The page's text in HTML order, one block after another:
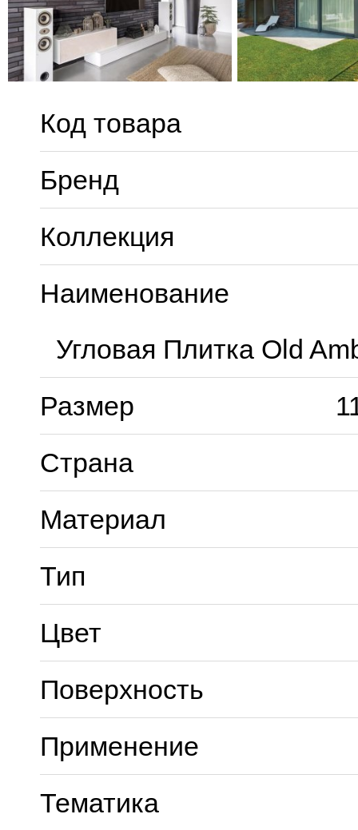
Код товара
Бренд
Коллекция
Наименование
Угловая Плитка Old
Размер
Страна
Материал
Тип
Цвет
Поверхность
Применение
Тематика